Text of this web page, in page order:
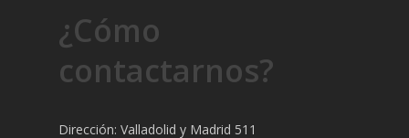
¿Cómo
contactarnos?
Dirección: Valladolid y Madrid 511